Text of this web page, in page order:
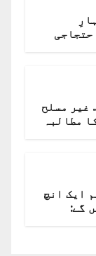
غیر مسلح
مطالبہ
ایک انچ
گے: